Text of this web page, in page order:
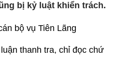
bị kỷ luật khiển trách.
bộ vụ Tiên Lãng
thanh tra, chỉ đọc chứ